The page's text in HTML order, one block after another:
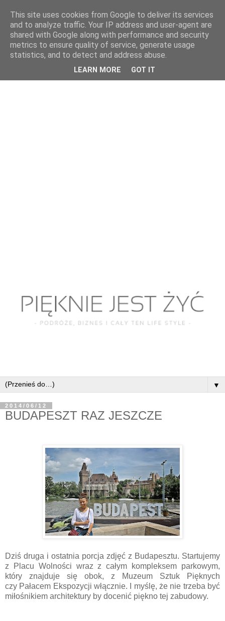
▼
2014/06/12
BUDAPESZT RAZ JESZCZE
Dziś druga i ostatnia porcja zdjęć z Budapesztu. Startujemy
z Placu Wolności wraz z całym kompleksem parkowym,
który znajduje się obok, z Muzeum Sztuk Pięknych
czy Pałacem Ekspozycji włącznie. I myślę, że nie trzeba być
miłośnikiem architektury by docenić piękno tej zabudowy.
This site uses cookies from Google to deliver its services
and to analyze traffic. Your IP address and user-agent are
shared with Google along with performance and security
metrics to ensure quality of service, generate usage
statistics, and to detect and address abuse.
LEARN MORE GOT IT